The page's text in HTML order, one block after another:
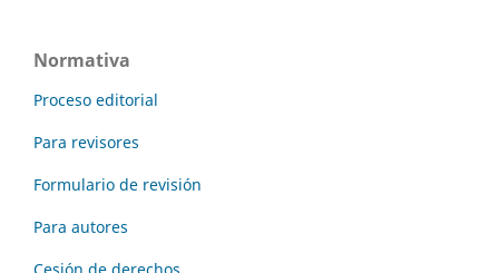
Normativa
Proceso editorial
Para revisores
Formulario de revisión
Para autores